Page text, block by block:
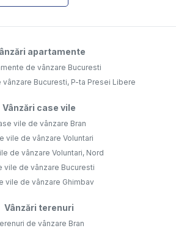
apartamente
de vânzare Bucuresti
Bucuresti, P-ta Presei Libere
Vânzări case vile
vile de vânzare Bran
vile de vânzare Voluntari
de vânzare Voluntari, Nord
vile de vânzare Bucuresti
vile de vânzare Ghimbav
Vânzări terenuri
de vânzare Bran